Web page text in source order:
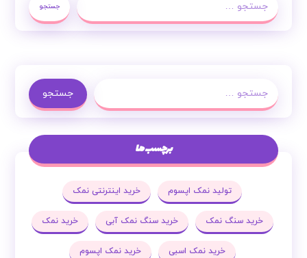
جستجو
جستجو
برچسب ها
تولید نمک اپسوم خرید اینترنتی نمک
خرید سنگ نمک خرید سنگ نمک آبی خرید نمک
خرید نمک اسبی خرید نمک اپسوم